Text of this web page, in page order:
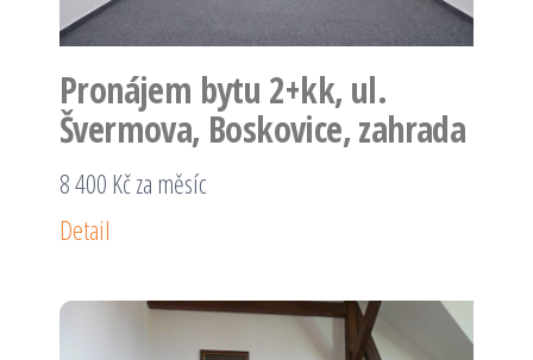
Pronájem bytu 2+kk, ul.
Švermova, Boskovice, zahrada
8 400 Kč za měsíc
Detail